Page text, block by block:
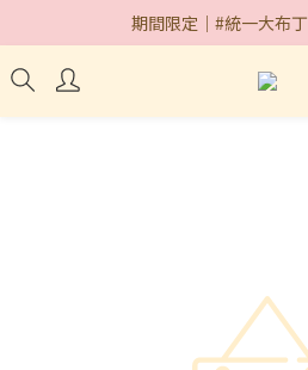
期間限定｜#統一大布
期間限定｜#統一大布
快閃據點｜台中遠百
期間限定｜#統一大布